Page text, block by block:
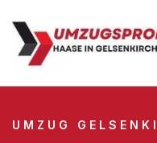
UMZUG